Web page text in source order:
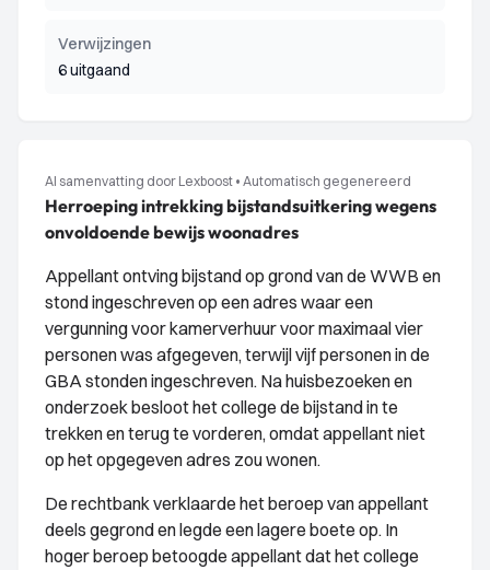
Verwijzingen
6 uitgaand
AI samenvatting door Lexboost • Automatisch gegenereerd
Herroeping intrekking bijstandsuitkering wegens
onvoldoende bewijs woonadres
Appellant ontving bijstand op grond van de WWB en
stond ingeschreven op een adres waar een
vergunning voor kamerverhuur voor maximaal vier
personen was afgegeven, terwijl vijf personen in de
GBA stonden ingeschreven. Na huisbezoeken en
onderzoek besloot het college de bijstand in te
trekken en terug te vorderen, omdat appellant niet
op het opgegeven adres zou wonen.
De rechtbank verklaarde het beroep van appellant
deels gegrond en legde een lagere boete op. In
hoger beroep betoogde appellant dat het college